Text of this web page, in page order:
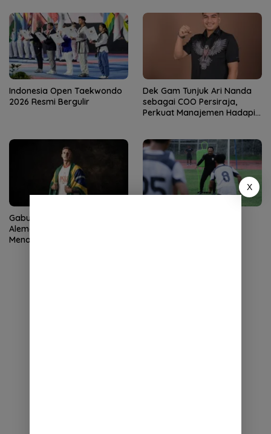
Indonesia Open Taekwondo
2026 Resmi Bergulir
Dek Gam Tunjuk Ari Nanda
sebagai COO Persiraja,
Perkuat Manajemen Hadapi
Gabung Persiraja, Daniel
Alemão Targetkan
Menangkan Sebanyak
X